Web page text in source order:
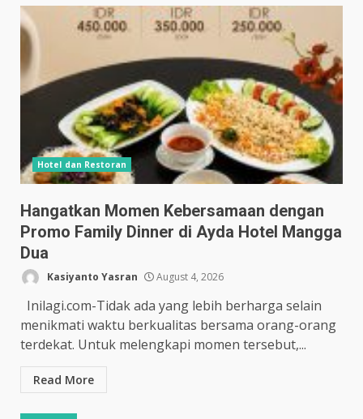
Hotel dan Restoran
Hangatkan Momen Kebersamaan dengan
Promo Family Dinner di Ayda Hotel Mangga
Dua
Kasiyanto Yasran August 4, 2026
Inilagi.com-Tidak ada yang lebih berharga selain
menikmati waktu berkualitas bersama orang-orang
terdekat. Untuk melengkapi momen tersebut,...
Read More